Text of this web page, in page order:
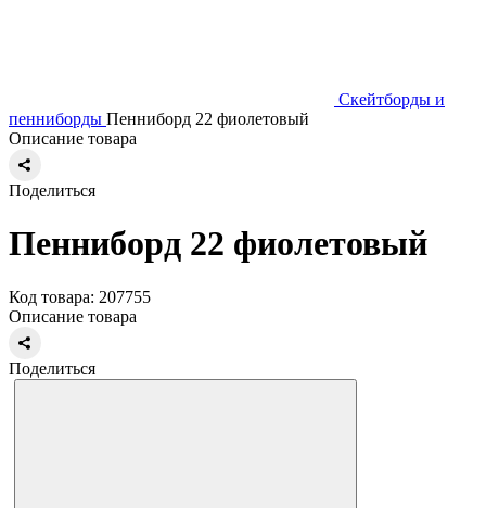
Скейтборды и
пенниборды Пенниборд 22 фиолетовый
Описание товара
Поделиться
Пенниборд 22 фиолетовый
Код товара: 207755
Описание товара
Поделиться